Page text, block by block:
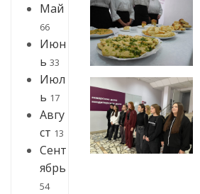
Май
66
Июн
ь 33
Июл
ь 17
Авгу
ст 13
Сент
ябрь
54